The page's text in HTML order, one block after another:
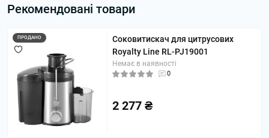
Рекомендовані товари
ПРОДАНО
Соковитискач для цитрусових
Royalty Line RL-PJ19001
Немає в наявності
0
2 277 ₴